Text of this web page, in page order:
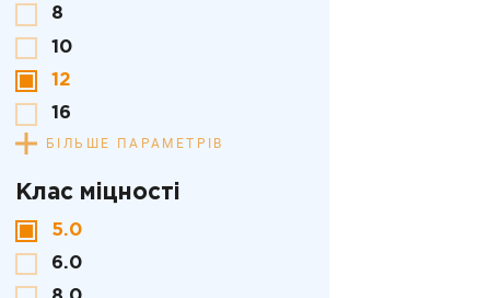
8
10
12
16
БІЛЬШЕ ПАРАМЕТРІВ
Клас міцності
5.0
6.0